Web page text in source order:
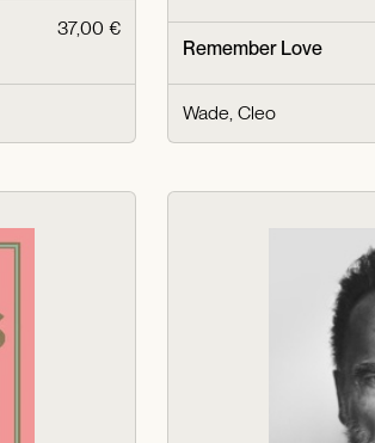
37,00 €
Remember Love
Wade, Cleo